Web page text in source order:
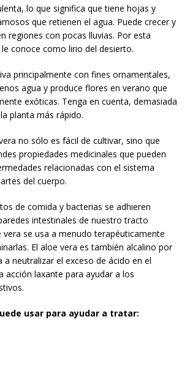
lo que significa que tiene hojas y
que retienen el agua. Puede crecer y
regiones con pocas lluvias. Por esta
conoce como lirio del desierto.
principalmente con fines ornamentales,
agua y produce flores en verano que
exóticas. Tenga en cuenta, demasiada
planta más rápido.
no sólo es fácil de cultivar, sino que
propiedades medicinales que pueden
relacionadas con el sistema
del cuerpo.
de comida y bacterias se adhieren
intestinales de nuestro tracto
vera se usa a menudo terapéuticamente
El aloe vera es también alcalino por
a neutralizar el exceso de ácido en el
acción laxante para ayudar a los
usar para ayudar a tratar: